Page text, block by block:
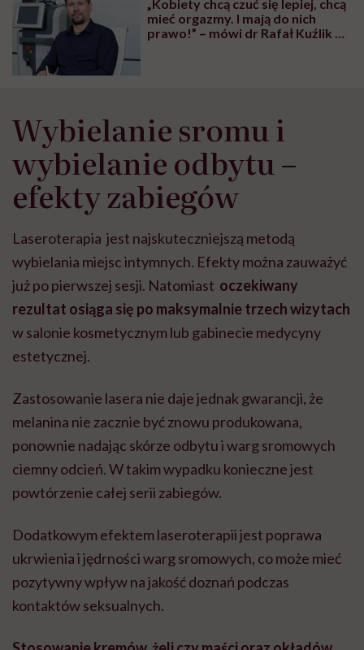
„Kobiety chcą czuć się lepiej, chcą
mieć orgazmy. I mają do nich
prawo!” – mówi dr Rafał Kuźlik o
Wybielanie sromu i
wybielanie odbytu –
efekty zabiegów
Laseroterapia jest najskuteczniejszą metodą
wybielania miejsc intymnych. Efekty można zauważyć
już po pierwszej sesji. Natomiast oczekiwany
rezultat osiąga się po maksymalnie trzech wizytach
w salonie kosmetycznym lub gabinecie medycyny
estetycznej.
Zastosowanie lasera nie daje jednak gwarancji, że
melanina nie zacznie być znowu produkowana,
ponownie nadając skórze odbytu i warg sromowych
ciemny odcień. W takim wypadku konieczne jest
powtórzenie całej serii zabiegów.
Dodatkowym efektem laseroterapii jest poprawa
ukrwienia i jędrności warg sromowych, co może mieć
pozytywny wpływ na jakość doznań podczas
kontaktów seksualnych.